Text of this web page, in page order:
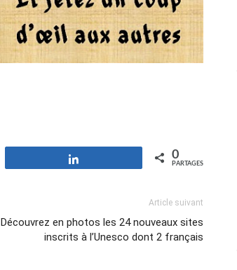
0
PARTAGES
Article suivant
Découvrez en photos les 24 nouveaux sites
inscrits à l’Unesco dont 2 français